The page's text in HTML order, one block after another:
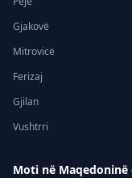
Gjakovë
Mitrovicë
Ferizaj
Gjilan
Vushtrri
Moti në Maqedoninë